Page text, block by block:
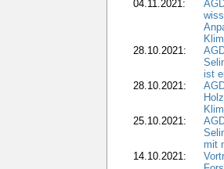
04.11.2021:
28.10.2021:
ist
28.10.2021:
25.10.2021:
mit
14.10.2021: